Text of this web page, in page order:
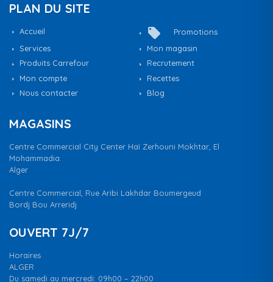
PLAN DU SITE
Accueil local_offer
Promotions
Services
Mon magasin
Produits Carrefour
Recrutement
Mon compte
Recettes
Nous contacter
Blog
MAGASINS
Centre Commercial City Center Haï Zerhouni Mokhtar, El
Mohammadia.
Alger
Centre Commercial, Rue Aribi Lakhdar Boumergeud
Bordj Bou Arreridj
OUVERT 7J/7
Horaires
ALGER
Du samedi au mercredi: 09h00 – 22h00